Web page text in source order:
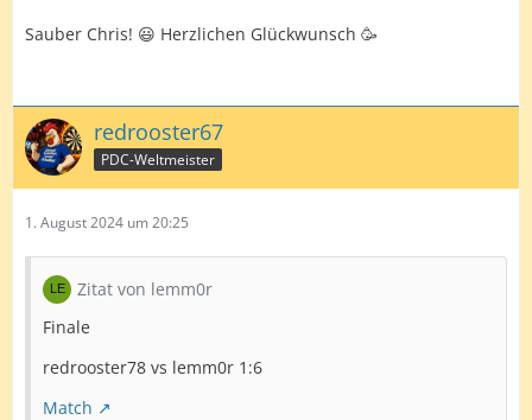
Sauber Chris! 😃 Herzlichen Glückwunsch 🥳
redrooster67
PDC-Weltmeister
1. August 2024 um 20:25
Zitat von lemm0r
Finale
redrooster78 vs lemm0r 1:6
Match